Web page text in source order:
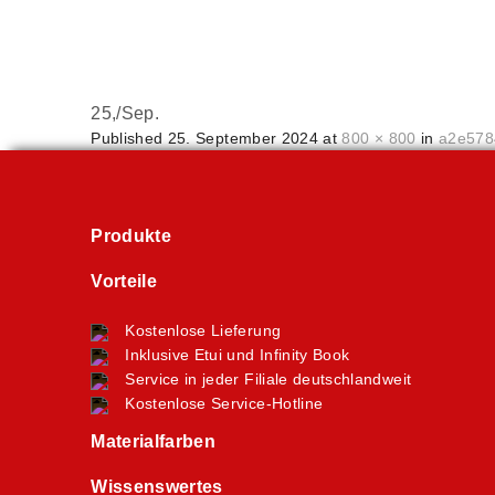
25,/Sep.
Published 25. September 2024 at800 × 800 in
Produkte
Vorteile
Kostenlose Lieferung
Inklusive Etui und Infinity Book
Service in jeder Filiale deutschlandweit
Kostenlose Service-Hotline
Materialfarben
Wissenswertes